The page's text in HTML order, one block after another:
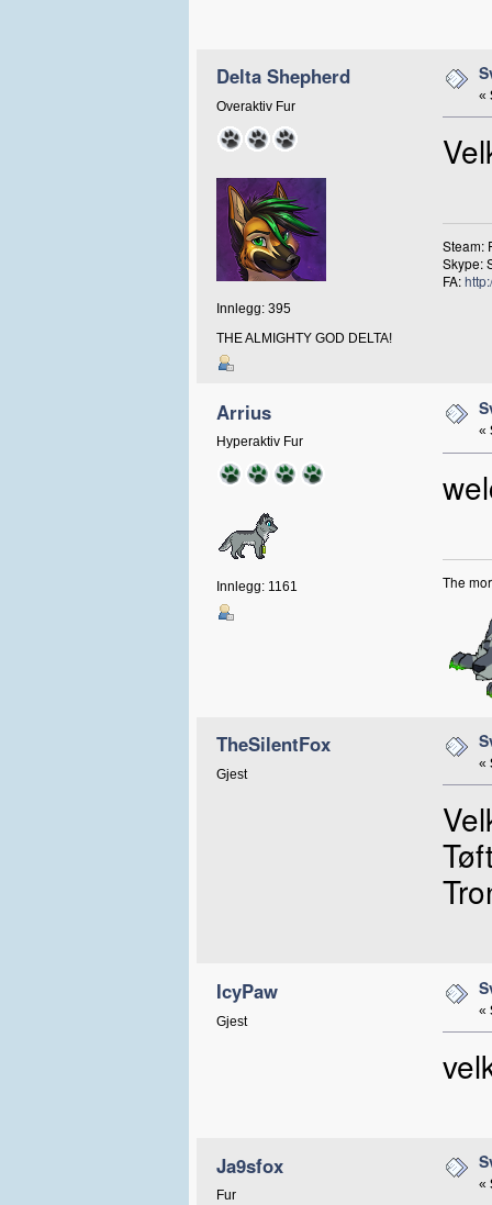
Delta Shepherd
Overaktiv Fur
Innlegg: 395
THE ALMIGHTY GOD DELTA!
«
Steam:
Skype:
FA:
Arrius
Hyperaktiv Fur
Innlegg: 1161
«
The
TheSilentFox
Gjest
«
IcyPaw
Gjest
«
Ja9sfox
Fur
«